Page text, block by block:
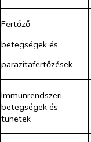
Fertőző
betegségek és
parazitafertőzések
Immunrendszeri
betegségek és
tünetek